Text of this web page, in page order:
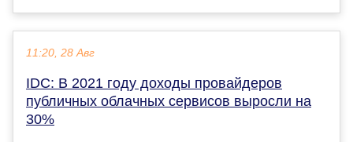
11:20, 28 Авг
IDC: В 2021 году доходы провайдеров
публичных облачных сервисов выросли на
30%